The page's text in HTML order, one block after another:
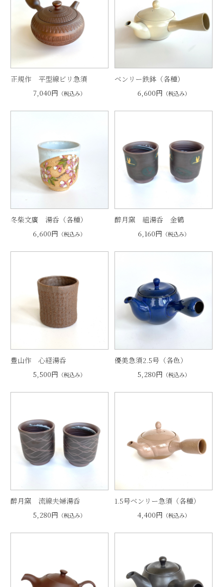
正規作 平型線ビリ急須
7,040円 （税込み）
ベンリー鉄鉢（各種）
6,600円 （税込み）
冬柴文廣 湯呑（各種）
6,600円 （税込み）
醉月窯 組湯呑 金鶴
6,160円 （税込み）
豊山作 心経湯呑
5,500円 （税込み）
優美急須2.5号（各色）
5,280円 （税込み）
醉月窯 流線夫婦湯呑
5,280円 （税込み）
1.5号ベンリー急須（各種）
4,400円 （税込み）